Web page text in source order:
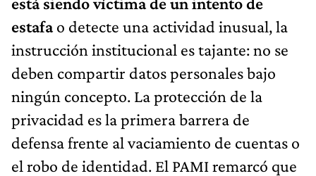
estafao detecte una actividad inusual, la
instrucción institucional es tajante: no se
deben compartir datos personales bajo
ningún concepto. La protección de la
privacidad es la primera barrera de
defensa frente al vaciamiento de cuentas o
el robo de identidad. El PAMI remarcó que